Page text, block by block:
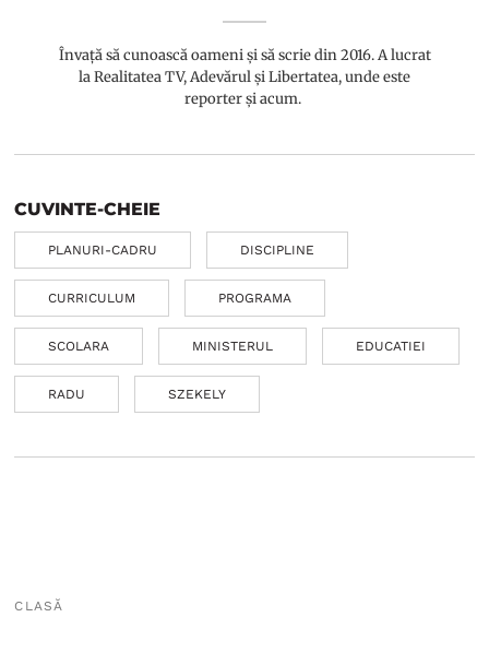
Învață să cunoască oameni și să scrie din 2016. A lucrat
la Realitatea TV, Adevărul și Libertatea, unde este
reporter și acum.
CUVINTE-CHEIE
PLANURI-CADRU DISCIPLINE
CURRICULUM PROGRAMA
SCOLARA MINISTERUL EDUCATIEI
RADU SZEKELY
CLASĂ